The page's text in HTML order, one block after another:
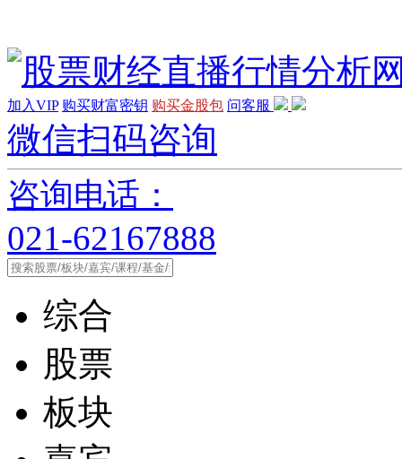
加入VIP 购买财富密钥 购买金股包 问客服
微信扫码咨询
咨询电话：
021-62167888
综合
股票
板块